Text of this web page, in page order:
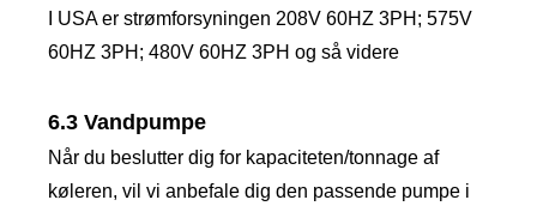
I USA er strømforsyningen 208V 60HZ 3PH; 575V
60HZ 3PH; 480V 60HZ 3PH og så videre
6.3 Vandpumpe
Når du beslutter dig for kapaciteten/tonnage af
køleren, vil vi anbefale dig den passende pumpe i